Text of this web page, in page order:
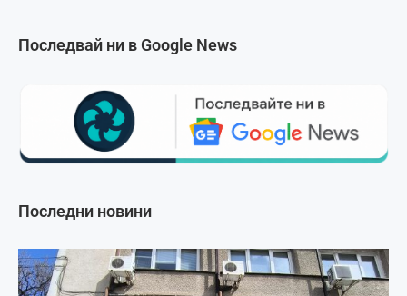
Последвай ни в Google News
Последни новини